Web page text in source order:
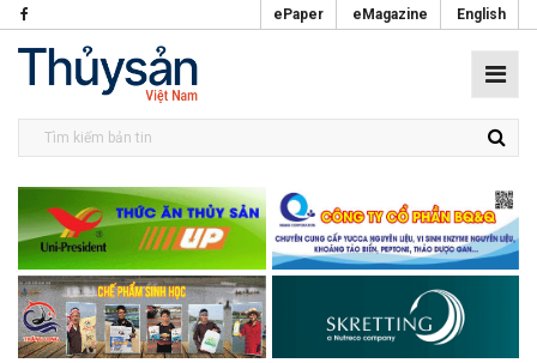
ePaper eMagazine English